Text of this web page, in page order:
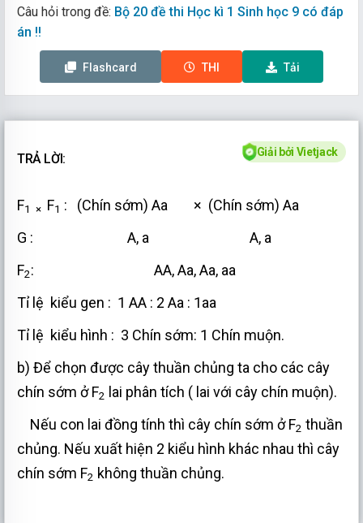
Câu hỏi trong đề: Bộ 20 đề thi Học kì 1 Sinh học 9 có đáp
án !!
Flashcard THI Tải
TRẢ LỜI: Giải bởi Vietjack
F1 × F1 : (Chín sớm) Aa × (Chín sớm) Aa
G : A, a A, a
F2: AA, Aa, Aa, aa
Tỉ lệ kiểu gen : 1 AA : 2 Aa : 1aa
Tỉ lệ kiểu hình : 3 Chín sớm: 1 Chín muộn.
b) Để chọn được cây thuần chủng ta cho các cây
chín sớm ở F2
lai phân tích ( lai với cây chín muộn).
Nếu con lai đồng tính thì cây chín sớm ở F2 thuần
chủng. Nếu xuất hiện 2 kiểu hình khác nhau thì cây
chín sớm F2 không thuần chủng.